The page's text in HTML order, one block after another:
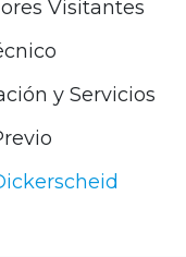
Visitantes
y Servicios